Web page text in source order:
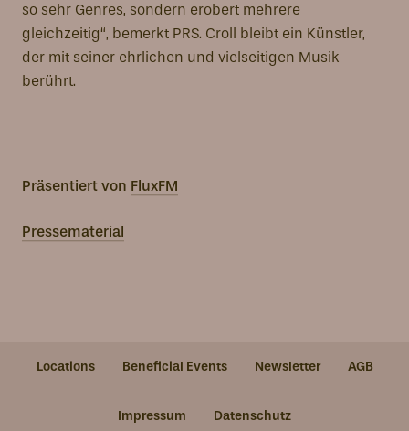
so sehr Genres, sondern erobert mehrere
gleichzeitig“, bemerkt PRS. Croll bleibt ein Künstler,
der mit seiner ehrlichen und vielseitigen Musik
berührt.
Präsentiert von FluxFM
Pressematerial
Locations Beneficial Events Newsletter AGB
Impressum Datenschutz